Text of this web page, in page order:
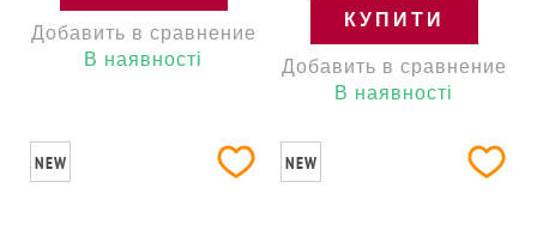
Добавить в сравнение
В наявності
КУПИТИ
Добавить в сравнение
В наявності
NEW NEW